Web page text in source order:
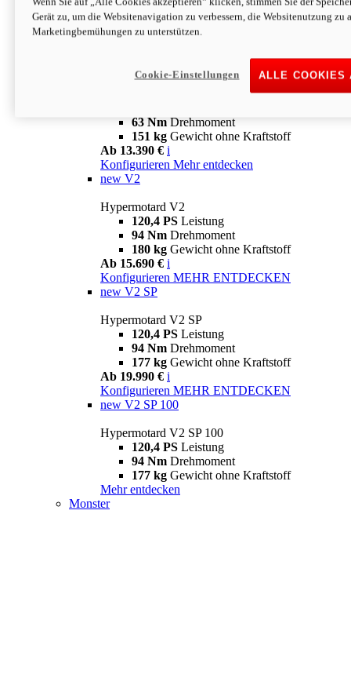
63 NmDrehmoment
151 kgGewicht ohne Kraftstoff
Ab 13.890 € i
63 Nm Drehmoment
151 kg Gewicht ohne Kraftstoff
Ab 13.390 € i
Konfigurieren Mehr entdecken
new V2
Hypermotard V2
120,4 PS Leistung
94 Nm Drehmoment
180 kg Gewicht ohne Kraftstoff
Ab 15.690 € i
Konfigurieren MEHR ENTDECKEN
new V2 SP
Hypermotard V2 SP
120,4 PS Leistung
94 Nm Drehmoment
177 kg Gewicht ohne Kraftstoff
Ab 19.990 € i
Konfigurieren MEHR ENTDECKEN
new V2 SP 100
Hypermotard V2 SP 100
120,4 PS Leistung
94 Nm Drehmoment
177 kg Gewicht ohne Kraftstoff
Mehr entdecken
Monster
Gerät zu, um die Websitenavigation zu verbessern, die Websitenutzung zu
Marketingbemühungen zu unterstützen.
ALLE COOKIES
Cookie-Einstellungen